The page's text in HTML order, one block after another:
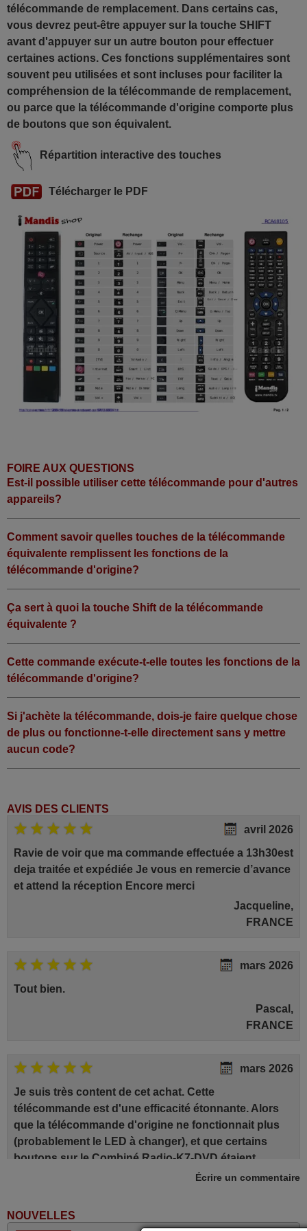
télécommande de remplacement. Dans certains cas,
vous devrez peut-être appuyer sur la touche SHIFT
avant d'appuyer sur un autre bouton pour effectuer
certaines actions. Ces fonctions supplémentaires sont
souvent peu utilisées et sont incluses pour faciliter la
compréhension de la télécommande de remplacement,
ou parce que la télécommande d'origine comporte plus
de boutons que son équivalent.
Répartition interactive des touches
Télécharger le PDF
FOIRE AUX QUESTIONS
Est-il possible utiliser cette télécommande pour d'autres
appareils?
Comment savoir quelles touches de la télécommande
équivalente remplissent les fonctions de la
télécommande d'origine?
Ça sert à quoi la touche Shift de la télécommande
équivalente ?
Cette commande exécute-t-elle toutes les fonctions de la
télécommande d'origine?
Si j'achète la télécommande, dois-je faire quelque chose
de plus ou fonctionne-t-elle directement sans y mettre
aucun code?
AVIS DES CLIENTS
avril 2026
Ravie de voir que ma commande effectuée a 13h30est
deja traitée et expédiée Je vous en remercie d’avance
et attend la réception Encore merci
Jacqueline,
FRANCE
mars 2026
Tout bien.
Pascal,
FRANCE
mars 2026
Je suis très content de cet achat. Cette
télécommande est d'une efficacité étonnante. Alors
que la télécommande d'origine ne fonctionnait plus
(probablement le LED à changer), et que certains
boutons sur le Combiné Radio-K7-DVD étaient
inopérants. Voilà de quoi donner une seconde vie à
FRANCE
Écrire un commentaire
NOUVELLES